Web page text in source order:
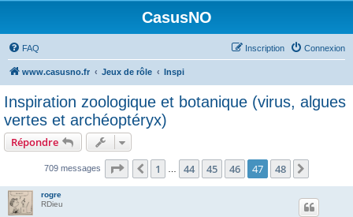
CasusNO
FAQ Connexion
Inscription
www.casusno.fr Jeux de rôle Inspi
Inspiration zoologique et botanique (virus, algues
vertes et archéoptéryx)
Répondre
709 messages Page 47 sur 48
Précédent
1 44 45 46 47 48
rogre
RDieu